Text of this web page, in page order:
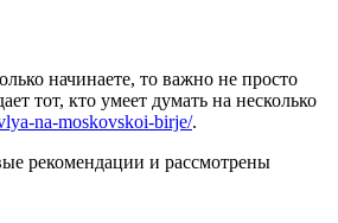
начинаете, то важно не просто
тот, кто умеет думать на несколько
na-moskovskoi-birje/.
рекомендации и рассмотрены